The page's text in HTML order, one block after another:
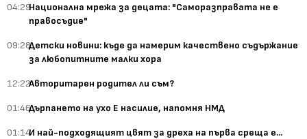
04:29Национална мрежа за децата: "Саморазправата не е
правосъдие"
09:28Детски новини: къде да намерим качествено съдържание
за любопитните малки хора
12:22Авторитарен родител ли съм?
01:46Дърпането на ухо Е насилие, напомня НМД
01:14И най-подходящият цвят за дреха на първа среща е...